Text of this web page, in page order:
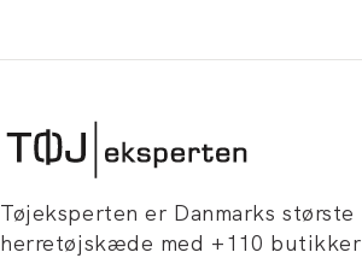
Tøjeksperten er Danmarks største
herretøjskæde med +110 butikker